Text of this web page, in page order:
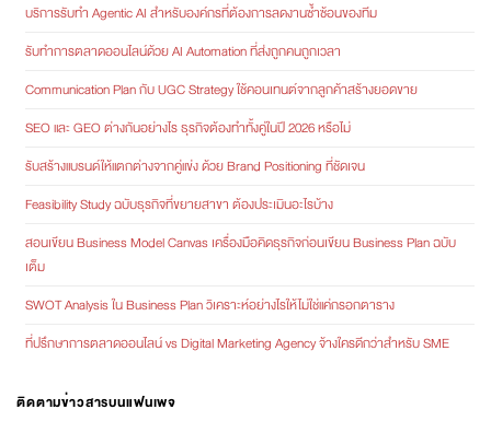
บริการรับทำ Agentic AI สำหรับองค์กรที่ต้องการลดงานซ้ำซ้อนของทีม
รับทำการตลาดออนไลน์ด้วย AI Automation ที่ส่งถูกคนถูกเวลา
Communication Plan กับ UGC Strategy ใช้คอนเทนต์จากลูกค้าสร้างยอดขาย
SEO และ GEO ต่างกันอย่างไร ธุรกิจต้องทำทั้งคู่ในปี 2026 หรือไม่
รับสร้างแบรนด์ให้แตกต่างจากคู่แข่ง ด้วย Brand Positioning ที่ชัดเจน
Feasibility Study ฉบับธุรกิจที่ขยายสาขา ต้องประเมินอะไรบ้าง
สอนเขียน Business Model Canvas เครื่องมือคิดธุรกิจก่อนเขียน Business Plan ฉบับ
เต็ม
SWOT Analysis ใน Business Plan วิเคราะห์อย่างไรให้ไม่ใช่แค่กรอกตาราง
ที่ปรึกษาการตลาดออนไลน์ vs Digital Marketing Agency จ้างใครดีกว่าสำหรับ SME
ติดตามข่าวสารบนแฟนเพจ